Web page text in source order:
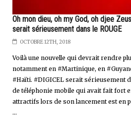
Oh mon dieu, oh my God, oh djee
serait sérieusement dans le ROUGE
OCTOBRE 12TH, 2018
Voilà une nouvelle qui devrait rendre
notamment en #Martinique, en
#Haïti. #DIGICEL serait sérieusement
de téléphonie mobile qui avait fait fort
attractifs lors de son lancement est en
...